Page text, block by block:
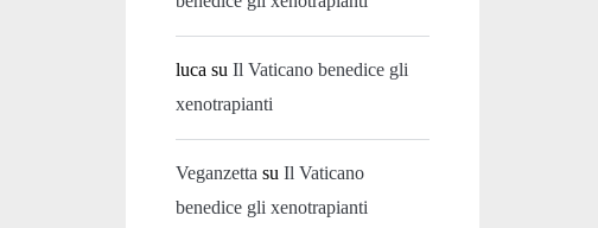
luca suIl Vaticano benedice gli
xenotrapianti
Veganzetta suIl Vaticano
benedice gli xenotrapianti